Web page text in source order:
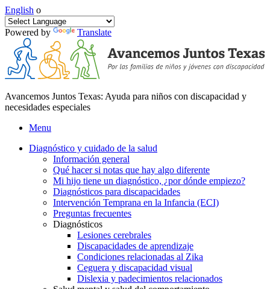
English o
Powered by Translate
Avancemos Juntos Texas: Ayuda para niños con discapacidad y
necesidades especiales
Menu
Diagnóstico y cuidado de la salud
Información general
Qué hacer si notas que hay algo diferente
Mi hijo tiene un diagnóstico, ¿por dónde empiezo?
Diagnósticos para discapacidades
Intervención Temprana en la Infancia (ECI)
Preguntas frecuentes
Diagnósticos
Lesiones cerebrales
Discapacidades de aprendizaje
Condiciones relacionadas al Zika
Ceguera y discapacidad visual
Dislexia y padecimientos relacionados